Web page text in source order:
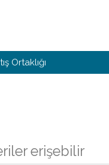
Ortaklığı
erişebilir